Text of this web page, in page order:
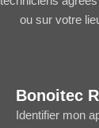
ou sur votre
Bonoitec
Identifier mon